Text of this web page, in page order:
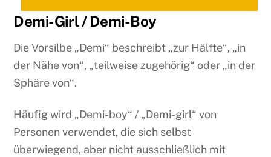
Demi-Girl / Demi-Boy
Die Vorsilbe „Demi“ beschreibt „zur Hälfte“, „in
der Nähe von“, „teilweise zugehörig“ oder „in der
Sphäre von“.
Häufig wird „Demi-boy“ / „Demi-girl“ von
Personen verwendet, die sich selbst
überwiegend, aber nicht ausschließlich mit